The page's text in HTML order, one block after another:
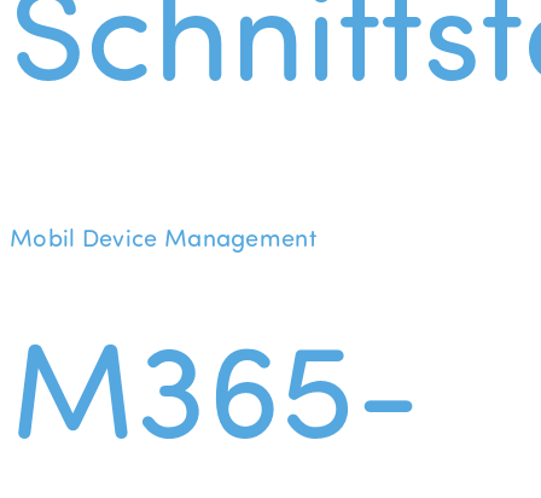
Mobil Device Management
M365-